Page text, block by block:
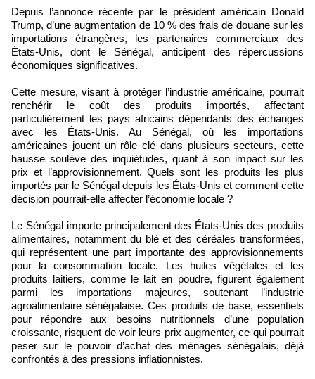
Depuis l’annonce récente par le président américain Donald
Trump, d’une augmentation de 10 % des frais de douane sur les
importations étrangères, les partenaires commerciaux des
États-Unis, dont le Sénégal, anticipent des répercussions
économiques significatives.
Cette mesure, visant à protéger l’industrie américaine, pourrait
renchérir le coût des produits importés, affectant
particulièrement les pays africains dépendants des échanges
avec les États-Unis. Au Sénégal, où les importations
américaines jouent un rôle clé dans plusieurs secteurs, cette
hausse soulève des inquiétudes, quant à son impact sur les
prix et l’approvisionnement. Quels sont les produits les plus
importés par le Sénégal depuis les États-Unis et comment cette
décision pourrait-elle affecter l’économie locale ?
Le Sénégal importe principalement des États-Unis des produits
alimentaires, notamment du blé et des céréales transformées,
qui représentent une part importante des approvisionnements
pour la consommation locale. Les huiles végétales et les
produits laitiers, comme le lait en poudre, figurent également
parmi les importations majeures, soutenant l’industrie
agroalimentaire sénégalaise. Ces produits de base, essentiels
pour répondre aux besoins nutritionnels d’une population
croissante, risquent de voir leurs prix augmenter, ce qui pourrait
peser sur le pouvoir d’achat des ménages sénégalais, déjà
confrontés à des pressions inflationnistes.